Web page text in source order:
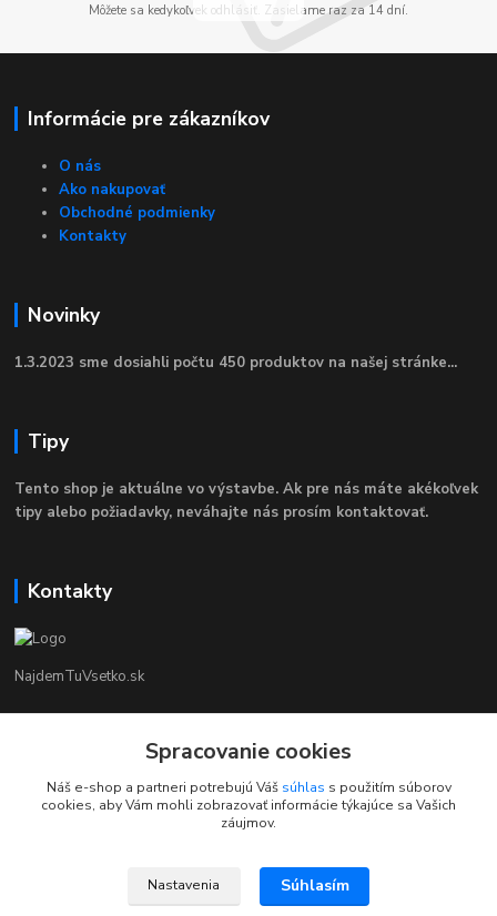
Môžete sa kedykoľvek odhlásiť. Zasielame raz za 14 dní.
Informácie pre zákazníkov
O nás
Ako nakupovať
Obchodné podmienky
Kontakty
Novinky
1.3.2023 sme dosiahli počtu 450 produktov na našej stránke...
Tipy
Tento shop je aktuálne vo výstavbe. Ak pre nás máte akékoľvek
tipy alebo požiadavky, neváhajte nás prosím kontaktovať.
Kontakty
NajdemTuVsetko.sk
+421 902250190
info@najdemtuvsetko.sk
Spracovanie cookies
Náš e-shop a partneri potrebujú Váš súhlas s použitím súborov
cookies, aby Vám mohli zobrazovať informácie týkajúce sa Vašich
záujmov.
Nastavenia Súhlasím